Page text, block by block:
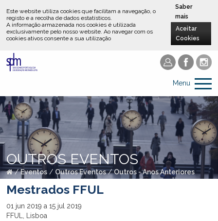
Este website utiliza cookies que facilitam a navegação, o
registo e a recolha de dados estatísticos.
A informação armazenada nos cookies é utilizada
exclusivamente pelo nosso website.Ao navegar com os
cookies ativos consente a sua utilização
Saber
mais
Aceitar
Cookies
Menu
OUTROS EVENTOS
/ Eventos / Outros Eventos / Outros - Anos Anteriores
Mestrados FFUL
01 jun 2019 a15 jul
2019
FFUL, Lisboa